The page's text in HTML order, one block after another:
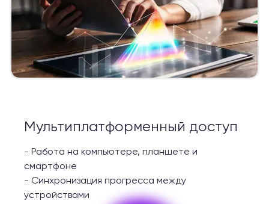
Мультиплатформенный доступ
- Работа на компьютере, планшете и
смартфоне
- Синхронизация прогресса между
устройствами